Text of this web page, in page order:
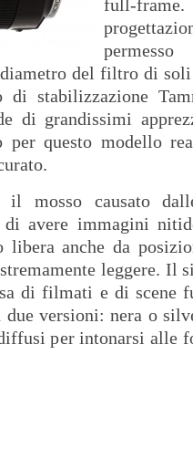
full-
del filtro di soli
di stabilizzazione
di grandissimi
per questo modello
mosso causato
di avere immagini
libera anche da
leggere. Il
di filmati e di scene
versioni: nera o
per intonarsi alle